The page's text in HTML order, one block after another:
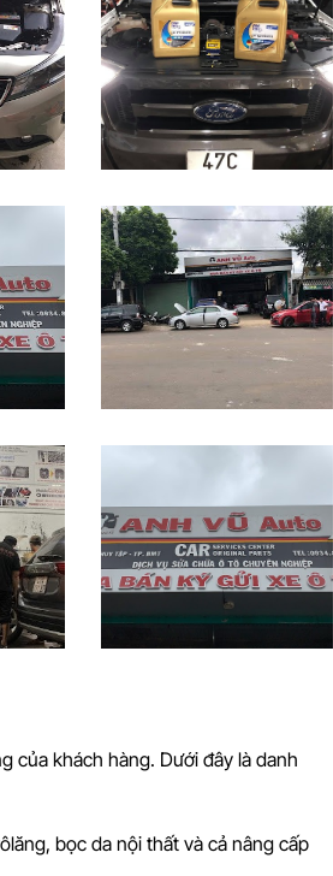
của khách hàng. Dưới đây là danh
bọc da nội thất và cả nâng cấp